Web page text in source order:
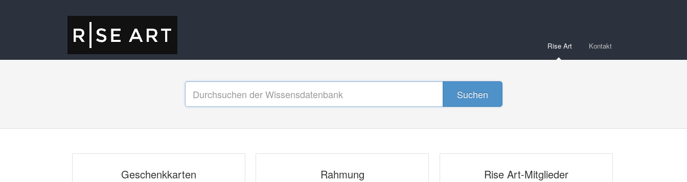
Rise Art Kontakt
Suchen
Geschenkkarten Rahmung Rise Art-Mitglieder